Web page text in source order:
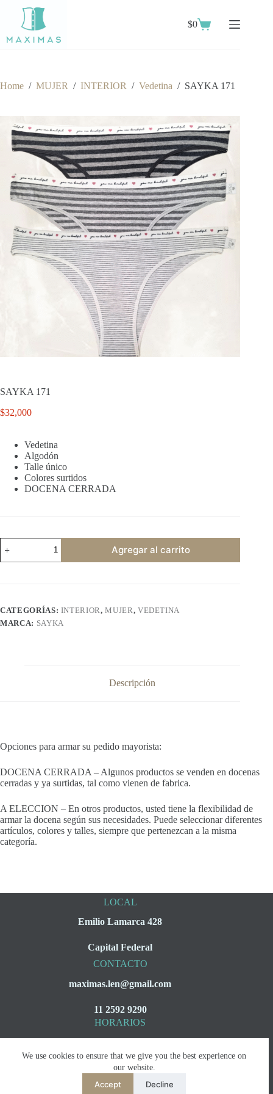
content
We use cookies to ensure that we give you the best experience on
our website.
Accept Decline
Shopping
$0
Home / MUJER / INTERIOR / Vedetina / SAYKA 171
SAYKA 171
$32,000
Vedetina
Algodón
Talle único
Colores surtidos
DOCENA CERRADA
SAYKA
171
cantidad
Agregar al carrito
CATEGORÍAS: INTERIOR,MUJER, VEDETINA
MARCA: SAYKA
Descripción
Opciones para armar su pedido mayorista:
DOCENA CERRADA – Algunos productos se venden en docenas
cerradas y ya surtidas, tal como vienen de fabrica.
A ELECCION – En otros productos, usted tiene la flexibilidad de
armar la docena según sus necesidades. Puede seleccionar diferentes
artículos, colores y talles, siempre que pertenezcan a la misma
categoría.
LOCAL
Emilio Lamarca 428
Capital Federal
CONTACTO
maximas.len@gmail.com
11 2592 9290
HORARIOS
08:00 a 16:00